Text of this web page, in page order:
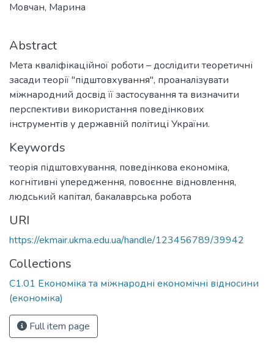
Мовчан, Марина
Abstract
Мета кваліфікаційної роботи – дослідити теоретичні
засади теорії "підштовхування", проаналізувати
міжнародний досвід її застосування та визначити
перспективи використання поведінкових
інструментів у державній політиці України.
Keywords
теорія підштовхування, поведінкова економіка,
когнітивні упередження, повоєнне відновлення,
людський капітал, бакалаврська робота
URI
https://ekmair.ukma.edu.ua/handle/123456789/39942
Collections
С1.01 Економіка та міжнародні економічні відносини
(економіка)
Full item page